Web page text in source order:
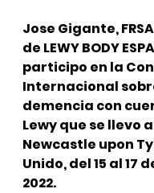
Jose Gigante,
de LEWY BODY
participo en la
Internacional
demencia con
Lewy que se llevo
Newcastle upon
Unido, del 15 al 17
2022.